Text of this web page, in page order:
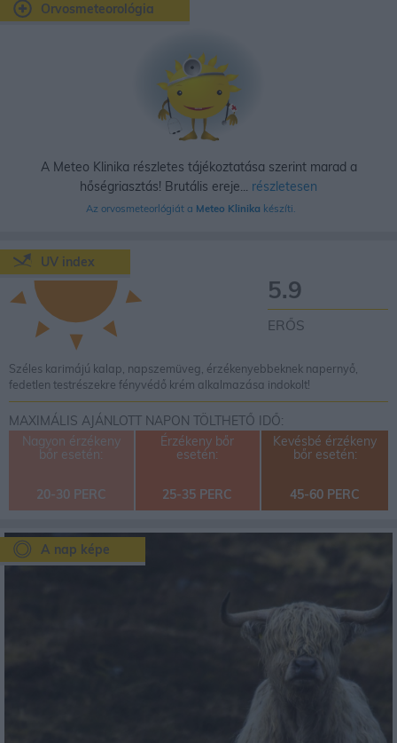
Orvosmeteorológia
A Meteo Klinika részletes tájékoztatása szerint marad a
hőségriasztás! Brutális ereje... részletesen
Az orvosmeteorlógiát a Meteo Klinika készíti.
UV index
5.9
ERŐS
Széles karimájú kalap, napszemüveg, érzékenyebbeknek napernyő,
fedetlen testrészekre fényvédő krém alkalmazása indokolt!
MAXIMÁLIS AJÁNLOTT NAPON TÖLTHETŐ IDŐ:
Nagyon érzékeny
bőr esetén:
20-30 PERC
Érzékeny bőr
esetén:
25-35 PERC
Kevésbé érzékeny
bőr esetén:
45-60 PERC
A nap képe